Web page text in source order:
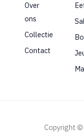
Over
ons
Collectie
Contact
Copyright ©